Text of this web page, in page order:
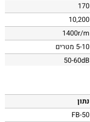
170
10,200
1400r/m
5-10 מטרים
50-60dB
נתון
FB-50